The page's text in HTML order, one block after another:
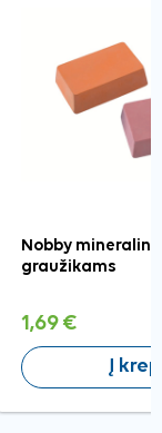
Nobby
graužikams
1,69 €
Į